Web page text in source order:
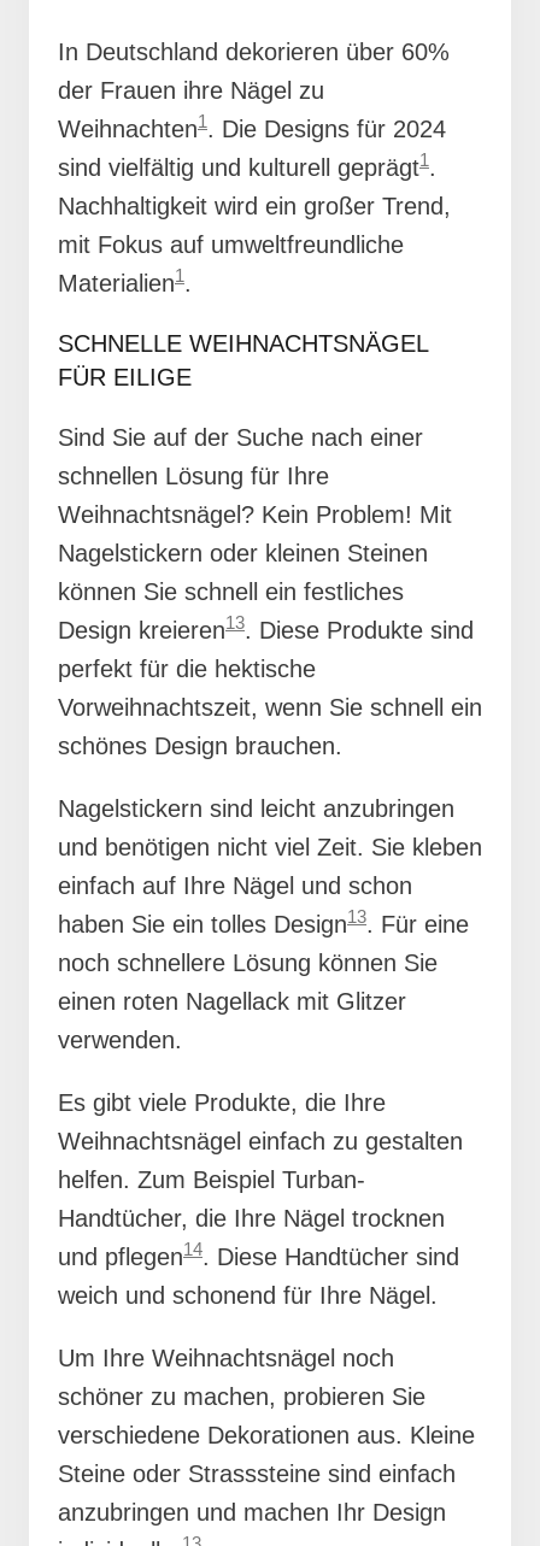
In Deutschland dekorieren über 60%
der Frauen ihre Nägel zu
Weihnachten1. Die Designs für 2024
sind vielfältig und kulturell geprägt1.
Nachhaltigkeit wird ein großer Trend,
mit Fokus auf umweltfreundliche
Materialien1.
SCHNELLE WEIHNACHTSNÄGEL
FÜR EILIGE
Sind Sie auf der Suche nach einer
schnellen Lösung für Ihre
Weihnachtsnägel? Kein Problem! Mit
Nagelstickern oder kleinen Steinen
können Sie schnell ein festliches
Design kreieren13. Diese Produkte sind
perfekt für die hektische
Vorweihnachtszeit, wenn Sie schnell ein
schönes Design brauchen.
Nagelstickern sind leicht anzubringen
und benötigen nicht viel Zeit. Sie kleben
einfach auf Ihre Nägel und schon
haben Sie ein tolles Design13. Für eine
noch schnellere Lösung können Sie
einen roten Nagellack mit Glitzer
verwenden.
Es gibt viele Produkte, die Ihre
Weihnachtsnägel einfach zu gestalten
helfen. Zum Beispiel Turban-
Handtücher, die Ihre Nägel trocknen
und pflegen14. Diese Handtücher sind
weich und schonend für Ihre Nägel.
Um Ihre Weihnachtsnägel noch
schöner zu machen, probieren Sie
verschiedene Dekorationen aus. Kleine
Steine oder Strasssteine sind einfach
anzubringen und machen Ihr Design